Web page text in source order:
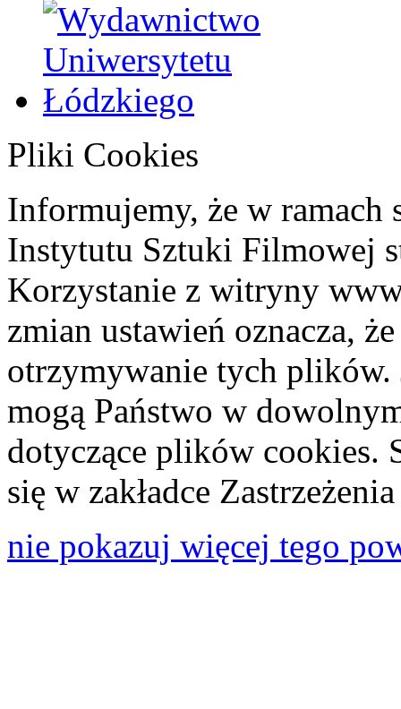
Pliki Cookies
Informujemy, że w ramach
Instytutu Sztuki Filmowej
Korzystanie z witryny
zmian ustawień oznacza,
otrzymywanie tych plików.
mogą Państwo w
dotyczące plików cookies.
się w zakładce
nie pokazuj więcej tego